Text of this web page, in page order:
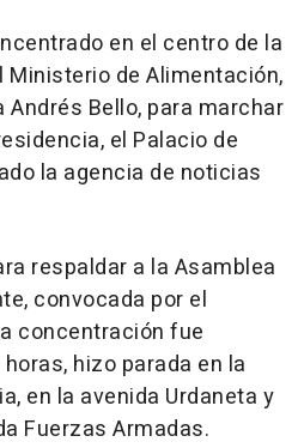
en el centro de la
Ministerio de Alimentación,
Andrés Bello, para marchar
el Palacio de
la agencia de noticias
respaldar a la Asamblea
convocada por el
concentración fue
hizo parada en la
en la avenida Urdaneta y
Fuerzas Armadas.